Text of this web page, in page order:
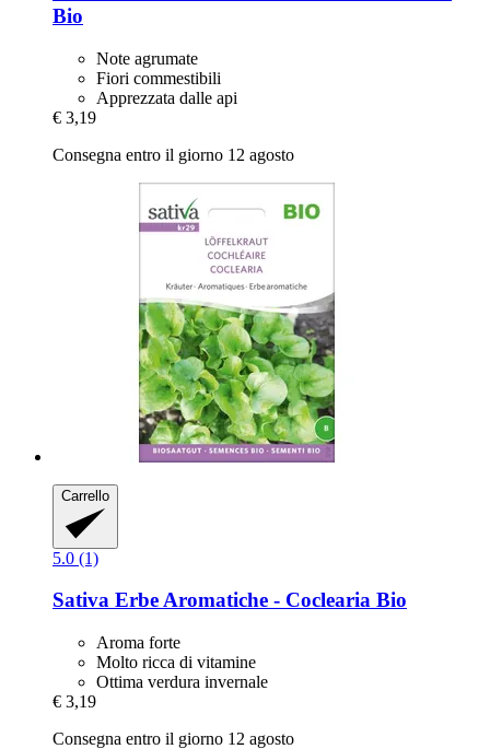
Bio
Note agrumate
Fiori commestibili
Apprezzata dalle api
€ 3,19
Consegna entro il giorno 12 agosto
Carrello
5.0 (1)
Sativa Erbe Aromatiche -​ Coclearia Bio
Aroma forte
Molto ricca di vitamine
Ottima verdura invernale
€ 3,19
Consegna entro il giorno 12 agosto